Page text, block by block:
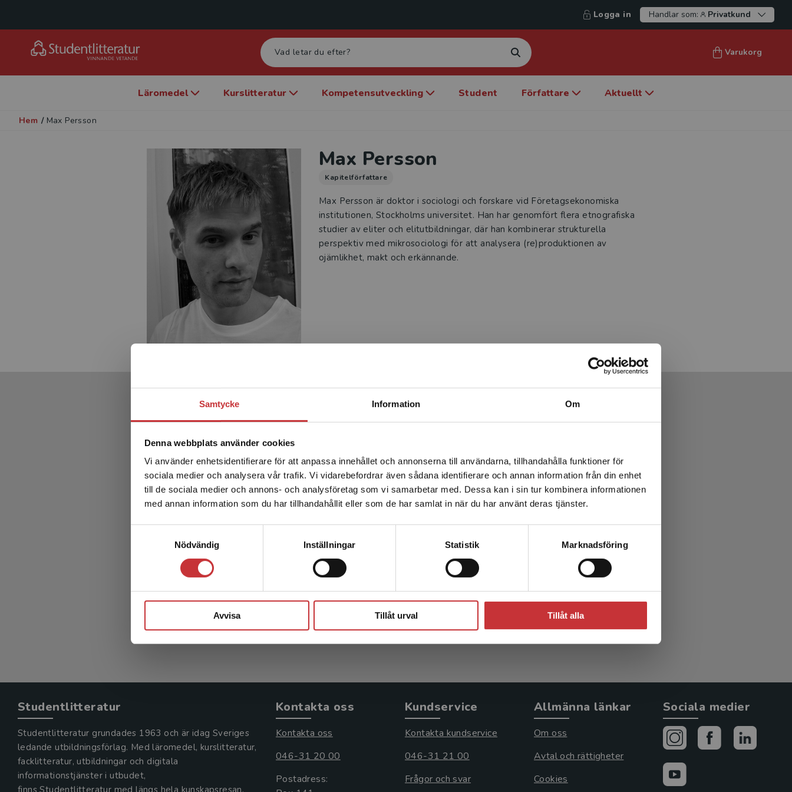
Samtycke Information Om
Denna webbplats använder cookies
Vi använder enhetsidentifierare för att anpassa innehållet och annonserna till användarna, tillhandahålla funktioner för
sociala medier och analysera vår trafik. Vi vidarebefordrar även sådana identifierare och annan information från din enhet
till de sociala medier och annons- och analysföretag som vi samarbetar med. Dessa kan i sin tur kombinera informationen
med annan information som du har tillhandahållit eller som de har samlat in när du har använt deras tjänster.
Nödvändig
Inställningar Statistik Marknadsföring
Avvisa Tillåt urval Tillåt alla
Begränsad fraktregion
Det verkar som att du besöker studentlitteratur.se via en
enhet utanför Sverige. Vi erbjuder inte leveranser utanför
Sverige. För att kunna slutföra ett köp måste
leveransadressen vara i Sverige.Läs mer
Logga in Handlar som: Privatkund
Varukorg
Läromedel Kurslitteratur Kompetensutveckling Student Författare Aktuellt
Hem / Max Persson
Max Persson
Kapitelförfattare
Max Persson är doktor i sociologi och forskare vid Företagsekonomiska
institutionen, Stockholms universitet. Han har genomfört flera etnografiska
studier av eliter och elitutbildningar, där han kombinerar strukturella
perspektiv med mikrosociologi för att analysera (re)produktionen av
ojämlikhet, makt och erkännande.
Nästesjö, J - Persson, A (red.)
323 kr
Inramningar
Nästesjö, J - Persson, A (red.)
200 kr
Studentlitteratur
Studentlitteratur grundades 1963 och är idag Sveriges
ledande utbildningsförlag. Med läromedel, kurslitteratur,
facklitteratur, utbildningar och digitala
informationstjänster i utbudet,
Kontakta oss
Kontakta oss
046-31 20 00
Postadress:
Kundservice
Kontakta kundservice
046-31 21 00
Frågor och svar
Allmänna länkar
Om oss
Avtal och rättigheter
Cookies
Sociala medier